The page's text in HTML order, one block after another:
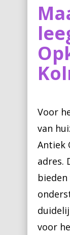
Voor
van
Antiek
adres.
voor